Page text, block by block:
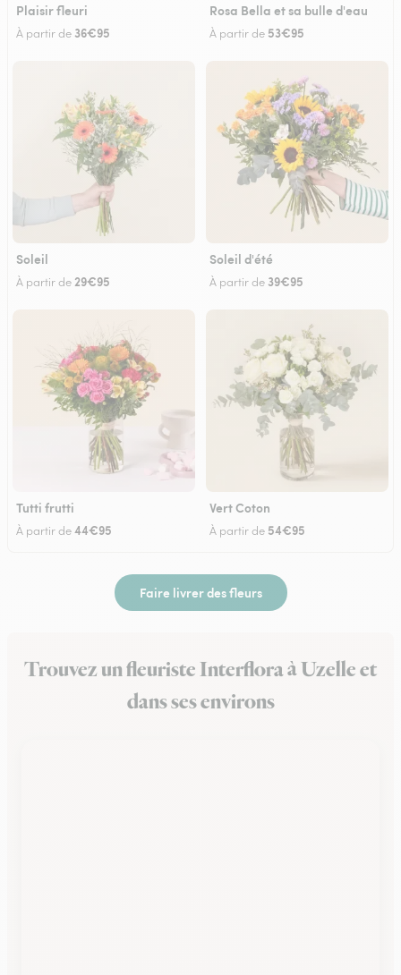
Plaisir fleuri
À partir de 36€95
Rosa Bella et sa bulle d'eau
À partir de 53€95
Soleil
À partir de29€95
Soleil d'été
À partir de 39€95
Tutti frutti
À partir de44€95
Vert Coton
À partir de 54€95
Faire livrer des fleurs
Trouvez un fleuriste Interflora à Uzelle et
dans ses environs